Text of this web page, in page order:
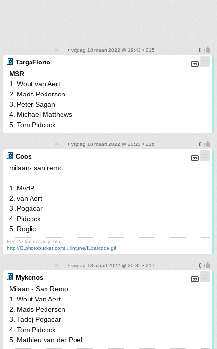
• vrijdag 18 maart 2022 @ 19:42 • 215
TargaFlorio
MSR
1. Wout van Aert
2. Mads Pedersen
3. Peter Sagan
4. Michael Matthews
5. Tom Pidcock
• vrijdag 18 maart 2022 @ 20:22 • 216
Coos
milaan- san remo
1. MvdP
2. van Aert
3 .Pogacar
4. Pidcock
5. Roglic
Een 2e kut maakt je blut
http://i3.photobucket.com(...)intune/ILbarcode.gif
• vrijdag 18 maart 2022 @ 20:35 • 217
Mykonos
Milaan - San Remo
1. Wout Van Aert
2. Mads Pedersen
3. Tadej Pogacar
4. Tom Pidcock
5. Mathieu van der Poel